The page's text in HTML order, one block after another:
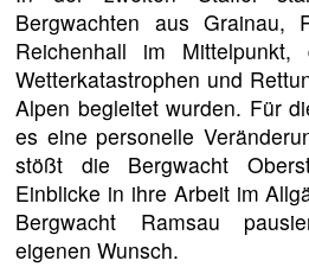
Bergwachten aus Grainau,
Reichenhall im
Wetterkatastrophen und
Alpen begleitet wurden. Für
es eine personelle
stößt die Bergwacht
Einblicke in ihre Arbeit im
Bergwacht Ramsau
eigenen Wunsch.